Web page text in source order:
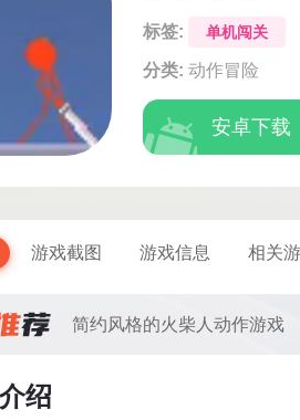
标签: 单机闯关
分类: 动作冒险
安卓下载
游戏截图 游戏信息 相关
简约风格的火柴人动作游戏
绍